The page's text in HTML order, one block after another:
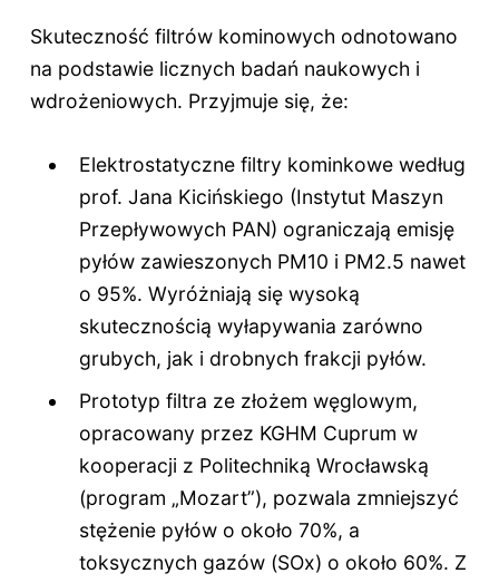
Skuteczność filtrów kominowych odnotowano
na podstawie licznych badań naukowych i
wdrożeniowych. Przyjmuje się, że:
Elektrostatyczne filtry kominkowe według
prof. Jana Kicińskiego (Instytut Maszyn
Przepływowych PAN) ograniczają emisję
pyłów zawieszonych PM10 i PM2.5 nawet
o 95%. Wyróżniają się wysoką
skutecznością wyłapywania zarówno
grubych, jak i drobnych frakcji pyłów.
Prototyp filtra ze złożem węglowym,
opracowany przez KGHM Cuprum w
kooperacji z Politechniką Wrocławską
(program „Mozart”), pozwala zmniejszyć
stężenie pyłów o około 70%, a
toksycznych gazów (SOx) o około 60%. Z